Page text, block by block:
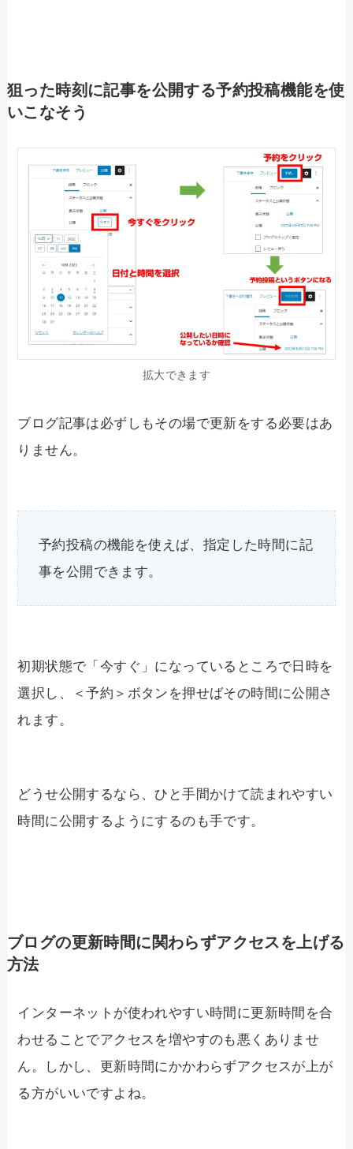
狙った時刻に記事を公開する予約投稿機能を使
いこなそう
拡大できます
ブログ記事は必ずしもその場で更新をする必要はあ
りません。
予約投稿の機能を使えば、指定した時間に記
事を公開できます。
初期状態で「今すぐ」になっているところで日時を
選択し、＜予約＞ボタンを押せばその時間に公開さ
れます。
どうせ公開するなら、ひと手間かけて読まれやすい
時間に公開するようにするのも手です。
ブログの更新時間に関わらずアクセスを上げる
方法
インターネットが使われやすい時間に更新時間を合
わせることでアクセスを増やすのも悪くありませ
ん。しかし、更新時間にかかわらずアクセスが上が
る方がいいですよね。